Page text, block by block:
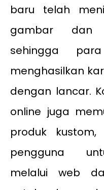
baru telah
gambar dan
sehingga
menghasilkan
dengan lancar.
online juga
produk
pengguna
melalui web